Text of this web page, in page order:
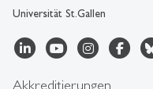
Universität St.Gallen
Akkreditierungen